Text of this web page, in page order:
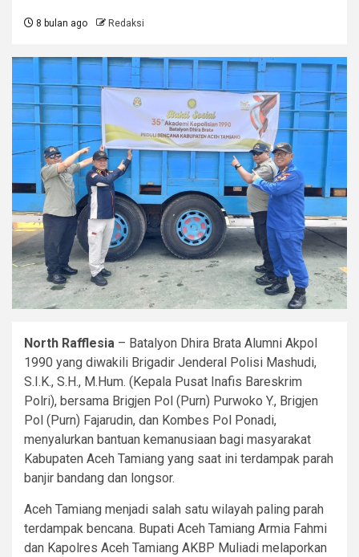
8 bulan ago Redaksi
North Rafflesia – Batalyon Dhira Brata Alumni Akpol
1990 yang diwakili Brigadir Jenderal Polisi Mashudi,
S.I.K., S.H., M.Hum. (Kepala Pusat Inafis Bareskrim
Polri), bersama Brigjen Pol (Purn) Purwoko Y., Brigjen
Pol (Purn) Fajarudin, dan Kombes Pol Ponadi,
menyalurkan bantuan kemanusiaan bagi masyarakat
Kabupaten Aceh Tamiang yang saat ini terdampak parah
banjir bandang dan longsor.
Aceh Tamiang menjadi salah satu wilayah paling parah
terdampak bencana. Bupati Aceh Tamiang Armia Fahmi
dan Kapolres Aceh Tamiang AKBP Muliadi melaporkan